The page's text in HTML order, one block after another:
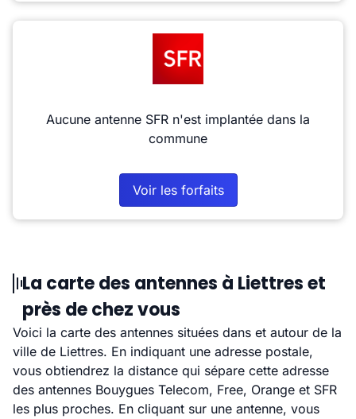
Aucune antenne SFR n'est implantée dans la
commune
Voir les forfaits
La carte des antennes à Liettres et
près de chez vous
Voici la carte des antennes situées dans et autour de la
ville de Liettres. En indiquant une adresse postale,
vous obtiendrez la distance qui sépare cette adresse
des antennes Bouygues Telecom, Free, Orange et SFR
les plus proches. En cliquant sur une antenne, vous